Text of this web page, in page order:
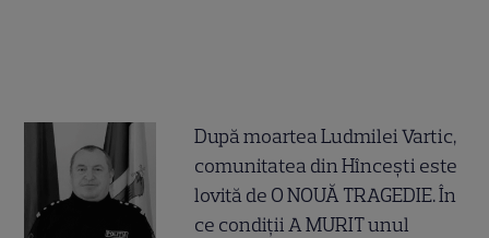
După moartea Ludmilei Vartic,
comunitatea din Hîncești este
lovită de O NOUĂ TRAGEDIE. În
ce condiții A MURIT unul